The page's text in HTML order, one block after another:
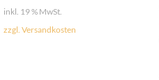
inkl. 19 % MwSt.
zzgl. Versandkosten